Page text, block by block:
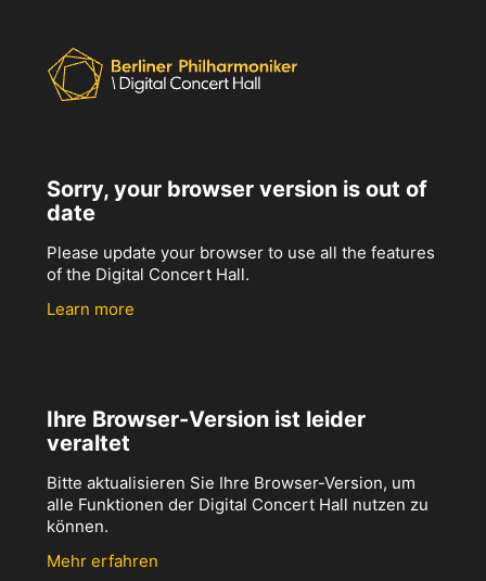
Sorry, your browser version is out of
date
Please update your browser to use all the features
of the Digital Concert Hall.
Learn more
Ihre Browser-Version ist leider
veraltet
Bitte aktualisieren Sie Ihre Browser-Version, um
alle Funktionen der Digital Concert Hall nutzen zu
können.
Mehr erfahren